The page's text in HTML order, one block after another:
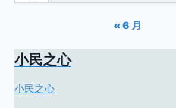
« 6 月
小民之心
小民之心